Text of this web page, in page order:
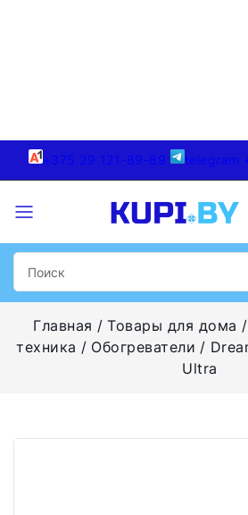
+375 29 121-89-89 telegram
Главная Товары для дома
техника
Обогреватели
Ultra